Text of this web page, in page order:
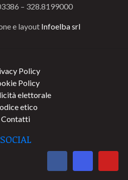
– 328.8199000
e layout Infoelba srl
Policy
Policy
elettorale
etico
Contatti
SOCIAL